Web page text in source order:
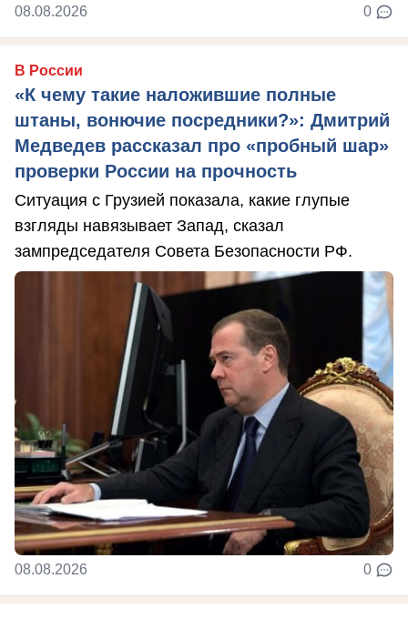
08.08.2026 0
В России
«К чему такие наложившие полные
штаны, вонючие посредники?»: Дмитрий
Медведев рассказал про «пробный шар»
проверки России на прочность
Ситуация с Грузией показала, какие глупые
взгляды навязывает Запад, сказал
зампредседателя Совета Безопасности РФ.
08.08.2026 0